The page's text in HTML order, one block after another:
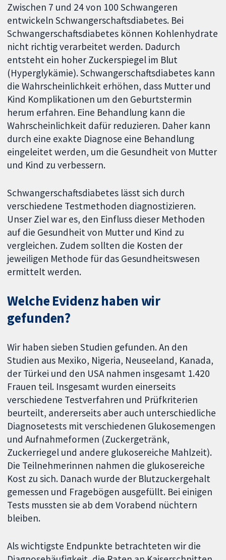
Zwischen 7 und 24 von 100 Schwangeren
entwickeln Schwangerschaftsdiabetes. Bei
Schwangerschaftsdiabetes können Kohlenhydrate
nicht richtig verarbeitet werden. Dadurch
entsteht ein hoher Zuckerspiegel im Blut
(Hyperglykämie). Schwangerschaftsdiabetes kann
die Wahrscheinlichkeit erhöhen, dass Mutter und
Kind Komplikationen um den Geburtstermin
herum erfahren. Eine Behandlung kann die
Wahrscheinlichkeit dafür reduzieren. Daher kann
durch eine exakte Diagnose eine Behandlung
eingeleitet werden, um die Gesundheit von Mutter
und Kind zu verbessern.
Schwangerschaftsdiabetes lässt sich durch
verschiedene Testmethoden diagnostizieren.
Unser Ziel war es, den Einfluss dieser Methoden
auf die Gesundheit von Mutter und Kind zu
vergleichen. Zudem sollten die Kosten der
jeweiligen Methode für das Gesundheitswesen
ermittelt werden.
Welche Evidenz haben wir
gefunden?
Wir haben sieben Studien gefunden. An den
Studien aus Mexiko, Nigeria, Neuseeland, Kanada,
der Türkei und den USA nahmen insgesamt 1.420
Frauen teil. Insgesamt wurden einerseits
verschiedene Testverfahren und Prüfkriterien
beurteilt, andererseits aber auch unterschiedliche
Diagnosetests mit verschiedenen Glukosemengen
und Aufnahmeformen (Zuckergetränk,
Zuckerriegel und andere glukosereiche Mahlzeit).
Die Teilnehmerinnen nahmen die glukosereiche
Kost zu sich. Danach wurde der Blutzuckergehalt
gemessen und Fragebögen ausgefüllt. Bei einigen
Tests mussten sie ab dem Vorabend nüchtern
bleiben.
Als wichtigste Endpunkte betrachteten wir die